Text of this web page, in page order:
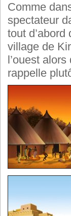
Comme
spectateur
tout
village de
l’ouest
rappelle